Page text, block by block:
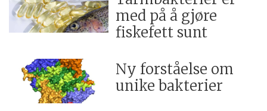
med på å gjøre
fiskefett sunt
Ny forståelse om
unike bakterier